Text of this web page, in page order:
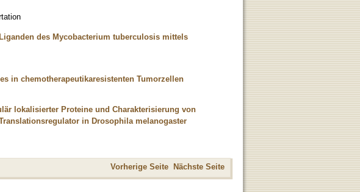
des Mycobacterium tuberculosis mittels
in chemotherapeutikaresistenten Tumorzellen
lokalisierter Proteine und Charakterisierung von
in Drosophila melanogaster
Vorherige Seite Nächste Seite